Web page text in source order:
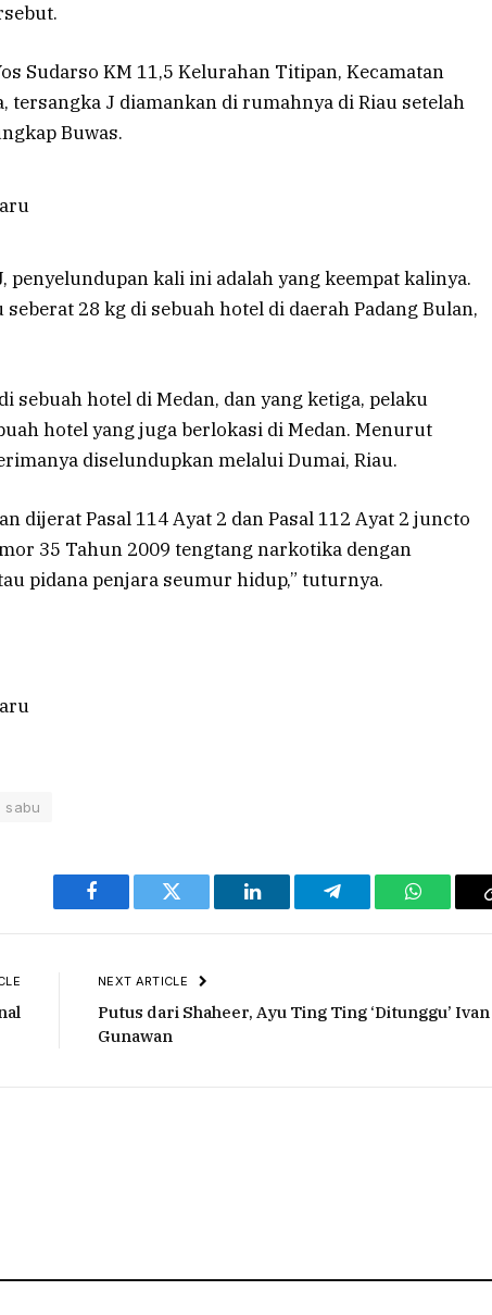
Sudarso KM 11,5 Kelurahan Titipan, Kecamatan
tersangka J diamankan di rumahnya di Riau setelah
Buwas.
penyelundupan kali ini adalah yang keempat kalinya.
28 kg di sebuah hotel di daerah Padang Bulan,
sebuah hotel di Medan, dan yang ketiga, pelaku
hotel yang juga berlokasi di Medan. Menurut
diselundupkan melalui Dumai, Riau.
dijerat Pasal 114 Ayat 2 dan Pasal 112 Ayat 2 juncto
35 Tahun 2009 tengtang narkotika dengan
pidana penjara seumur hidup,” tuturnya.
sabu
Facebook Twitter LinkedIn Telegram
NEXT ARTICLE
Putus dari Shaheer, Ayu Ting Ting ‘Ditunggu’ Ivan
Gunawan